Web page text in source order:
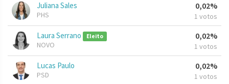
Juliana Sales
PHS
0,02%
1 votos
Laura Serrano Eleito
NOVO
0,02%
1 votos
Lucas Paulo
PSD
0,02%
1 votos